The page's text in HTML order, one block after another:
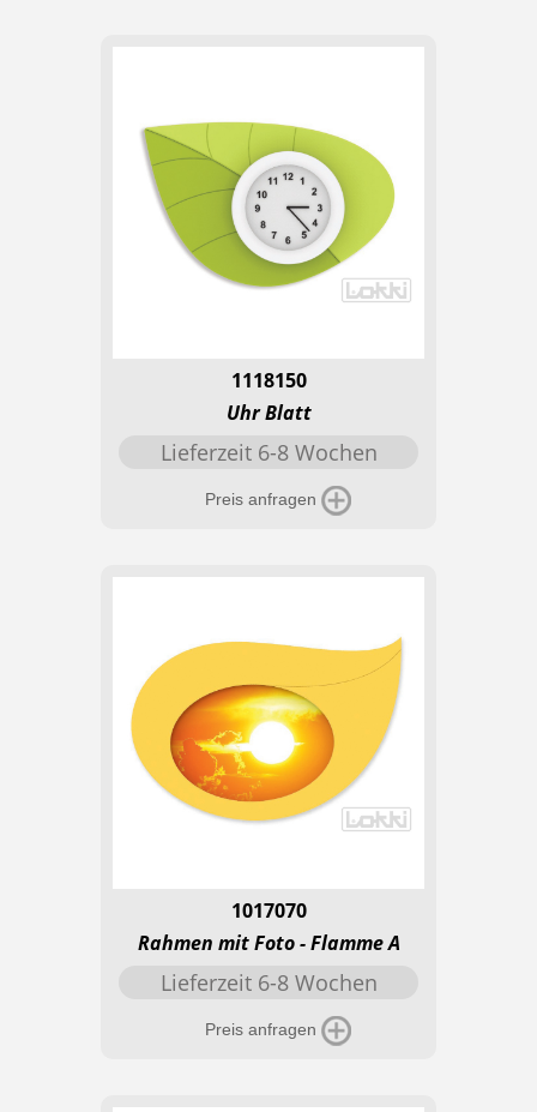
1118150
Uhr Blatt
Lieferzeit 6-8 Wochen
Preis anfragen
1017070
Rahmen mit Foto - Flamme A
Lieferzeit 6-8 Wochen
Preis anfragen